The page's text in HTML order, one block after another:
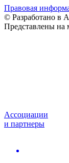
Правовая
© Разработано в
Представлены на
Ассоциации
и партнеры